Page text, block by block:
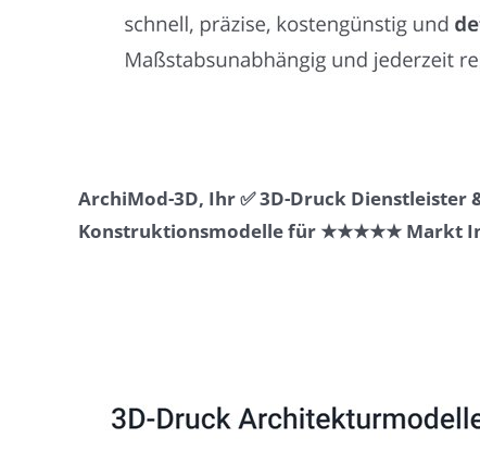
ArchiMod-3D, Ihr ✅ 3D-Druck
Konstruktionsmodelle für ★★★★★ Markt